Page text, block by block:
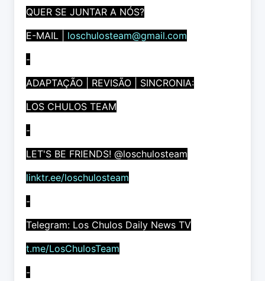
QUER SE JUNTAR A NÓS?
E-MAIL | loschulosteam@gmail.com
-
ADAPTAÇÃO | REVISÃO | SINCRONIA:
LOS CHULOS TEAM
-
LET'S BE FRIENDS! @loschulosteam
linktr.ee/loschulosteam
-
Telegram: Los Chulos Daily News TV
t.me/LosChulosTeam
-